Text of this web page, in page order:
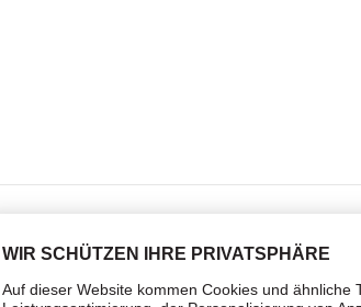
Cloud for Enterprise All Apps